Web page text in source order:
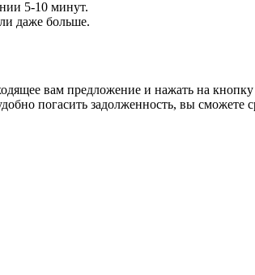
5-10 минут.
даже больше.
вам предложение и нажать на
погасить задолженность, вы